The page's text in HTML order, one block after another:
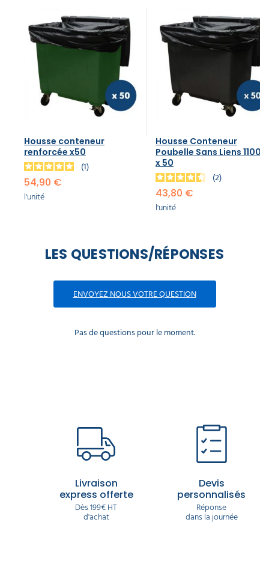
Housse conteneur
renforcée x50
1
54,90 €
l'unité
Housse Conteneur
Poubelle Sans Liens 1100L
x 50
2
43,80 €
l'unité
LES QUESTIONS/RÉPONSES
ENVOYEZ NOUS VOTRE QUESTION
Pas de questions pour le moment.
Livraison
express offerte
Dès 199€ HT
d'achat
Devis
personnalisés
Réponse
dans la journée